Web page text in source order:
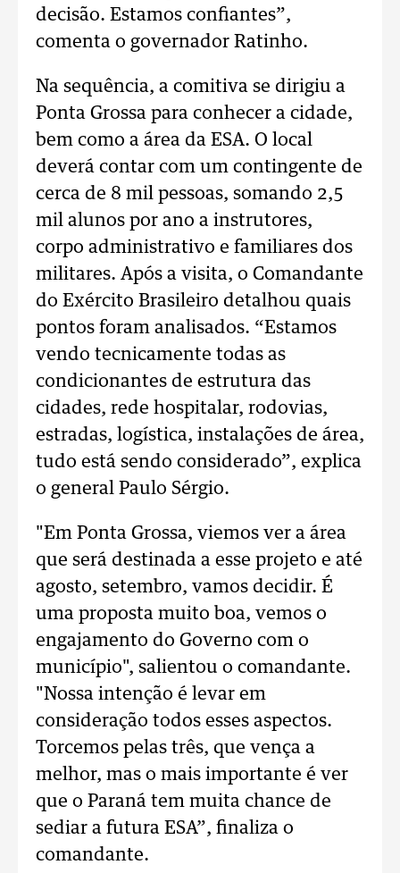
decisão. Estamos confiantes”,
comenta o governador Ratinho.
Na sequência, a comitiva se dirigiu a
Ponta Grossa para conhecer a cidade,
bem como a área da ESA. O local
deverá contar com um contingente de
cerca de 8 mil pessoas, somando 2,5
mil alunos por ano a instrutores,
corpo administrativo e familiares dos
militares. Após a visita, o Comandante
do Exército Brasileiro detalhou quais
pontos foram analisados. “Estamos
vendo tecnicamente todas as
condicionantes de estrutura das
cidades, rede hospitalar, rodovias,
estradas, logística, instalações de área,
tudo está sendo considerado”, explica
o general Paulo Sérgio.
"Em Ponta Grossa, viemos ver a área
que será destinada a esse projeto e até
agosto, setembro, vamos decidir. É
uma proposta muito boa, vemos o
engajamento do Governo com o
município", salientou o comandante.
"Nossa intenção é levar em
consideração todos esses aspectos.
Torcemos pelas três, que vença a
melhor, mas o mais importante é ver
que o Paraná tem muita chance de
sediar a futura ESA”, finaliza o
comandante.